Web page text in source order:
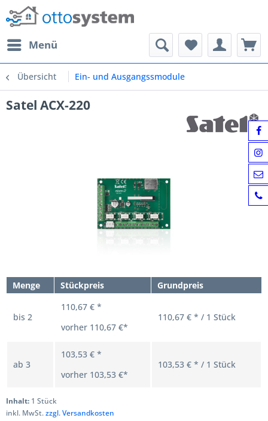
Menü
Übersicht Ein- und Ausgangssmodule
Satel ACX-220
Menge Stückpreis Grundpreis
bis 2
110,67 € *
vorher 110,67 €*
110,67 € * / 1 Stück
ab 3
103,53 € *
vorher 103,53 €*
103,53 € * / 1 Stück
Inhalt: 1 Stück
inkl. MwSt.zzgl. Versandkosten